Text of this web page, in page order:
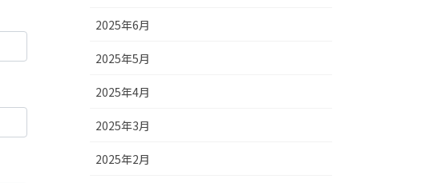
2025年6月
2025年5月
2025年4月
2025年3月
2025年2月